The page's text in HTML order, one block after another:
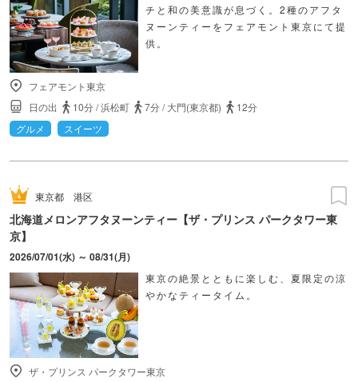
チと和の美意識が息づく。2種のアフタ
ヌーンティーをフェアモント東京にて提
供。
フェアモント東京
日の出
10分/浜松町 7分/大門(東京都)
12分
グルメ
スイーツ
東京都 港区
北海道メロンアフタヌーンティー【ザ・プリンス パークタワー東
京】
2026/07/01(水) ～ 08/31(月)
東京の絶景とともに楽しむ、夏限定の涼
やかなティータイム。
ザ・プリンス パークタワー東京